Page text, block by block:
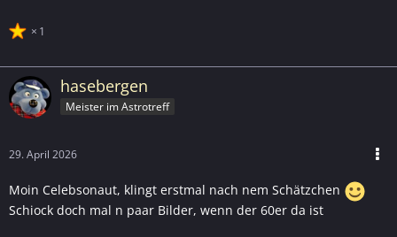
1
hasebergen
Meister im Astrotreff
29. April 2026
Moin Celebsonaut, klingt erstmal nach nem Schätzchen
Schiock doch mal n paar Bilder, wenn der 60er da ist